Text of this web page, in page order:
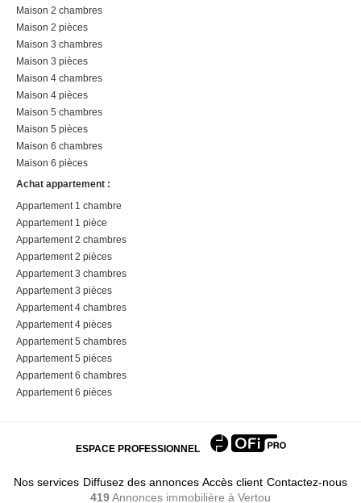
Maison 2 chambres
Maison 2 pièces
Maison 3 chambres
Maison 3 pièces
Maison 4 chambres
Maison 4 pièces
Maison 5 chambres
Maison 5 pièces
Maison 6 chambres
Maison 6 pièces
Achat appartement :
Appartement 1 chambre
Appartement 1 pièce
Appartement 2 chambres
Appartement 2 pièces
Appartement 3 chambres
Appartement 3 pièces
Appartement 4 chambres
Appartement 4 pièces
Appartement 5 chambres
Appartement 5 pièces
Appartement 6 chambres
Appartement 6 pièces
ESPACE PROFESSIONNEL
Nos services Diffusez des annonces Accès client Contactez-nous
419Annonces immobilière à Vertou